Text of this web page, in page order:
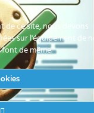
de ce site, nous devons
sur l'équipement de
de même.